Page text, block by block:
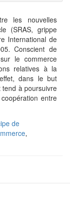
les nouvelles
(SRAS, grippe
International de
Conscient de
le commerce
relatives à la
dans le but
tend à poursuivre
entre
de
,